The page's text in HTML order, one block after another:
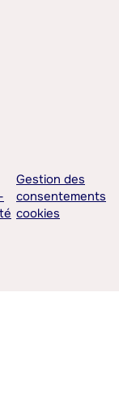
Gestion des
consentements
cookies